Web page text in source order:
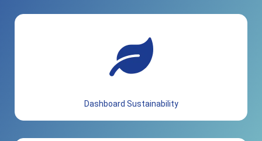
Dashboard Sustainability